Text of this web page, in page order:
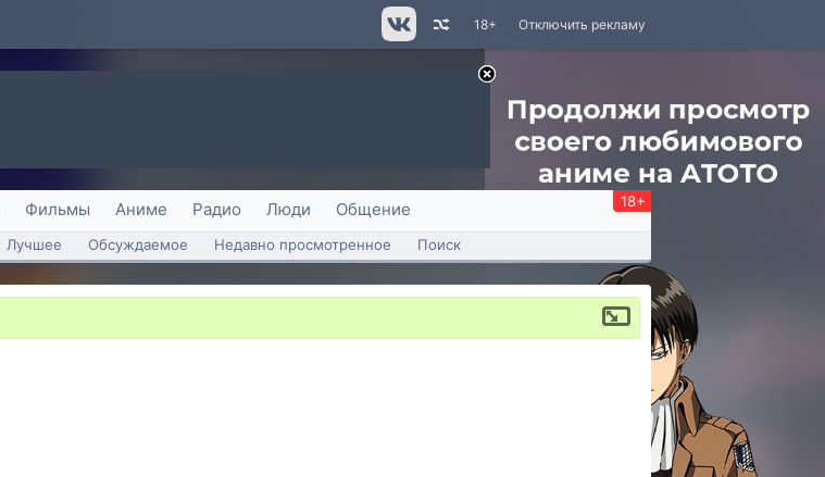
Отключить рекламу
18+
Фильмы Аниме Радио Люди Общение 18+
Лучшее Обсуждаемое Недавно просмотренное Поиск